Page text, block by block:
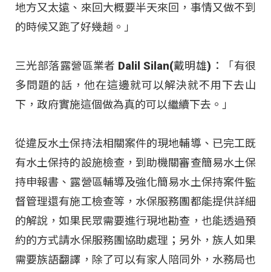
地方又太遠、來回大概要半天來回，事情又做不到
的時候又跑了好幾趟。」
三光部落露營區業者 Dalil Silan(戴明雄)：「有很
多問題的話，他在這邊就可以解決就不用下去山
下，政府實施這個做為真的可以繼續下去。」
從違反水土保持法相關案件的現地輔導、已完工既
有水土保持的設施檢查，到助機關審查簡易水土保
持申報書、露營區輔導及強化簡易水土保持案件監
督管理還有施工檢查等，水保服務團都能提供詳細
的解說，如果民眾需要進行現地勘查，也能透過預
約的方式請水保服務團協助處理；另外，族人如果
需要族語翻譯，除了可以有家人陪同外，水務局也